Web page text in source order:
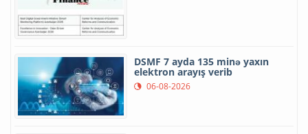
DSMF 7 ayda 135 minə yaxın
elektron arayış verib
06-08-2026